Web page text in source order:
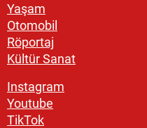
Yaşam
Otomobil
Röportaj
Kültür Sanat
Instagram
Youtube
TikTok